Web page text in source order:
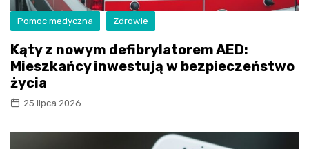
Pomoc medyczna Zdrowie
Kąty z nowym defibrylatorem AED:
Mieszkańcy inwestują w bezpieczeństwo
życia
25 lipca 2026